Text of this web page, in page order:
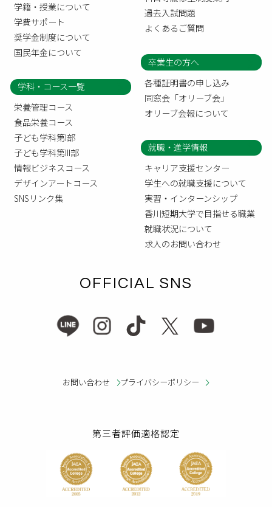
過去入試問題
よくあるご質問
学籍・授業について
学費サポート
奨学金制度について
国民年金について
卒業生の方へ
各種証明書の申し込み
同窓会「オリーブ会」
オリーブ会報について
学科・コース一覧
栄養管理コース
食品栄養コース
子ども学科第I部
子ども学科第III部
情報ビジネスコース
デザインアートコース
SNSリンク集
就職・進学情報
キャリア支援センター
学生への就職支援について
実習・インターンシップ
香川短期大学で目指せる職業
就職状況について
求人のお問い合わせ
OFFICIAL SNS
お問い合わせ プライバシーポリシー
第三者評価適格認定